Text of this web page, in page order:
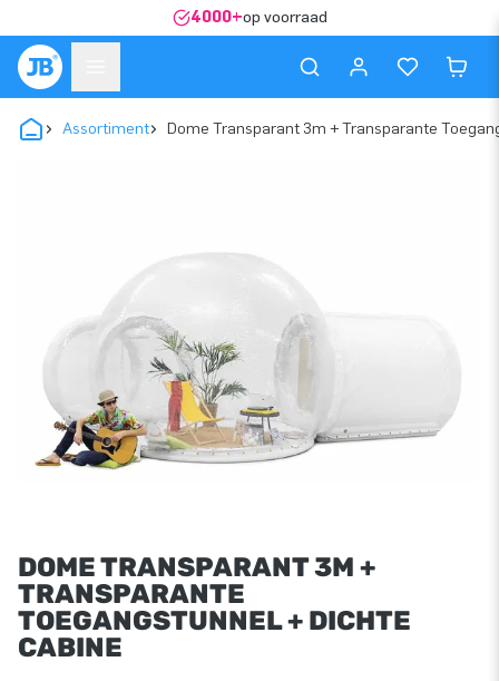
4000+op voorraad
Assortiment Dome Transparant 3m + Transparante
DOME TRANSPARANT 3M +
TRANSPARANTE
TOEGANGSTUNNEL + DICHTE
CABINE